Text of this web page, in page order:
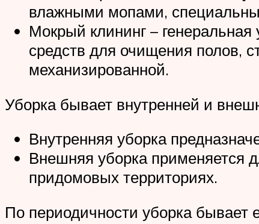
влажными мопами,
Мокрый клининг –
средств для очищения полов,
механизированной.
Уборка бывает внутренней и
Внутренняя уборка
Внешняя уборка применяется
придомовых территориях.
По периодичности уборка бывает